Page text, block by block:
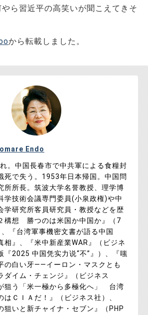
ら習近平の高笑いが聞こえてきそ
から転載しました。
Endo
。中国長春市で中共軍による食糧封
死で失う。1953年日本帰国。中国問
所所長。筑波大学名誉教授、理学博
学技術会議専門委員(小泉政権)や中
学研究所客員研究員・教授などを歴
構想 勝つのは米国か中国か』（7
『台湾軍事機密文書が語る中国
相』、『米中新産業WAR』（ビジネ
『2025 中国凭实力说“不”』）、『嗤
の白い牙――イーロン・マスクとも
ダイム・チェンジ』（ビジネス
狙う「米一極から多極化へ」 台湾
はＣＩＡだ！』（ビジネス社）、
狙いと新チャイナ・セブン』（PHP